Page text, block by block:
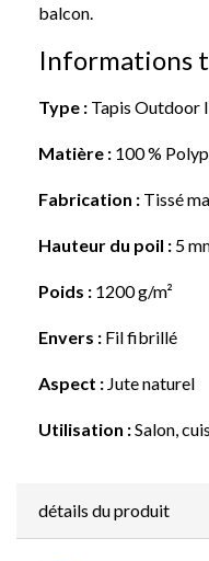
balcon.
Informations
Type : Tapis Outdoor
Matière : 100 %
Fabrication : Tissé
Hauteur du poil : 5
Poids : 1200 g/m²
Envers : Fil fibrillé
Aspect : Jute naturel
Utilisation :Salon,
détails du produit